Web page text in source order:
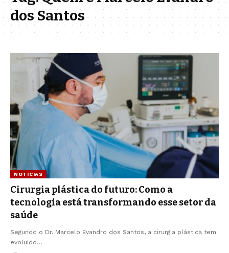
dos Santos
NOTÍCIAS
Cirurgia plástica do futuro: Como a
tecnologia está transformando esse setor da
saúde
Segundo o Dr. Marcelo Evandro dos Santos, a cirurgia plástica tem
evoluído…